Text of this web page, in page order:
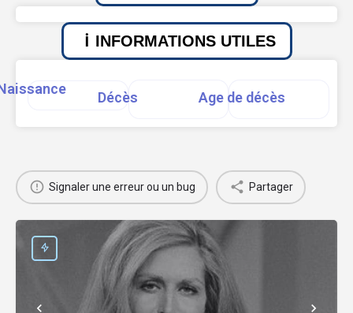
INFORMATIONS UTILES
Décès Age de décès
Signaler une erreur ou un bug Partager